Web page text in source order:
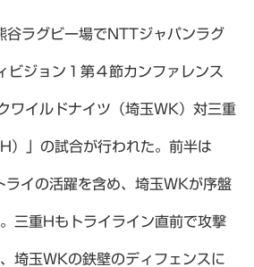
谷ラグビー場でNTTジャパンラグ
ビジョン１第４節カンファレンス
ワイルドナイツ（埼玉WK）対三重
）」の試合が行われた。前半は
イの活躍を含め、埼玉WKが序盤
三重Hもトライライン直前で攻撃
埼玉WKの鉄壁のディフェンスに